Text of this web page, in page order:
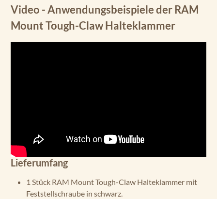
Video - Anwendungsbeispiele der RAM
Mount Tough-Claw Halteklammer
Lieferumfang
1 Stück RAM Mount Tough-Claw Halteklammer mit
Feststellschraube in schwarz.